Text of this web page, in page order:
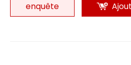
enquête